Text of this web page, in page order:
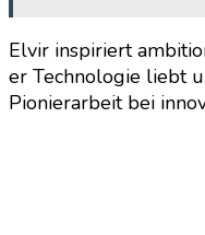
Elvir inspiriert
er Technologie liebt
Pionierarbeit bei